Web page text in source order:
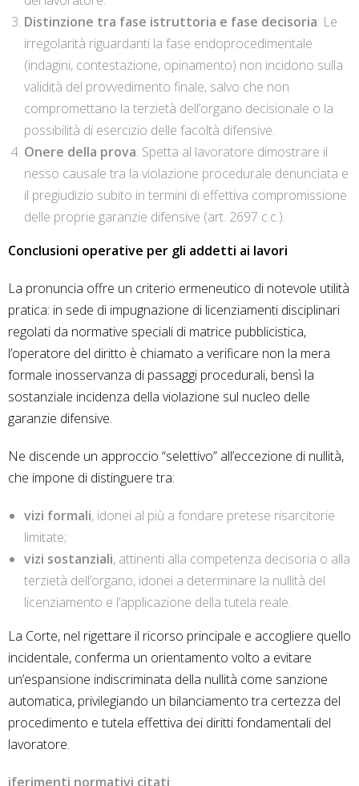
Distinzione tra fase istruttoria e fase decisoria: Le
irregolarità riguardanti la fase endoprocedimentale
(indagini, contestazione, opinamento) non incidono sulla
validità del provvedimento finale, salvo che non
compromettano la terzietà dell’organo decisionale o la
possibilità di esercizio delle facoltà difensive.
Onere della prova: Spetta al lavoratore dimostrare il
nesso causale tra la violazione procedurale denunciata e
il pregiudizio subito in termini di effettiva compromissione
delle proprie garanzie difensive (art. 2697 c.c.).
Conclusioni operative per gli addetti ai lavori
La pronuncia offre un criterio ermeneutico di notevole utilità
pratica: in sede di impugnazione di licenziamenti disciplinari
regolati da normative speciali di matrice pubblicistica,
l’operatore del diritto è chiamato a verificare non la mera
formale inosservanza di passaggi procedurali, bensì la
sostanziale incidenza della violazione sul nucleo delle
garanzie difensive.
Ne discende un approccio “selettivo” all’eccezione di nullità,
che impone di distinguere tra:
vizi formali, idonei al più a fondare pretese risarcitorie
limitate;
vizi sostanziali, attinenti alla competenza decisoria o alla
terzietà dell’organo, idonei a determinare la nullità del
licenziamento e l’applicazione della tutela reale.
La Corte, nel rigettare il ricorso principale e accogliere quello
incidentale, conferma un orientamento volto a evitare
un’espansione indiscriminata della nullità come sanzione
automatica, privilegiando un bilanciamento tra certezza del
procedimento e tutela effettiva dei diritti fondamentali del
lavoratore.
iferimenti normativi citati: